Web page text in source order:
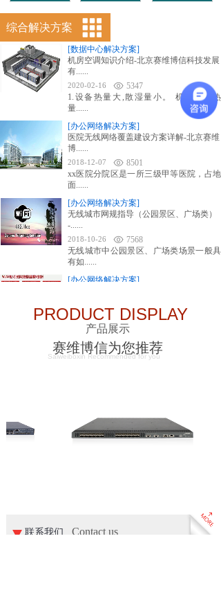
综合解决方案
[数据中心解决方案]
机房空调知识介绍-北京赛维博信科技发展
有......
2020-02-16
5347
1.设备热量大,散湿量小。 机房内显热
量......
[办公网络解决方案]
医院无线网络覆盖建设方案详解-北京赛维
博......
2018-12-07
8501
xx医院分院区是一所三级甲等医院，占地
面......
[办公网络解决方案]
无线城市网规指导（公园景区、广场类）
-......
2018-10-26
7568
无线城市中公园景区、广场类场景一般具
有如......
[办公网络解决方案]
2018-07-18
12676
随着智能终端的快速普及以及移动互
联......
PRODUCT DISPLAY
产品展示
赛维博信为您推荐
Saiweiboxin Recommended for you
联系我们 Contact us